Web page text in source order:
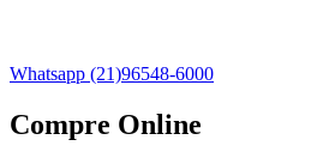
Whatsapp (21)96548-6000
Compre Online